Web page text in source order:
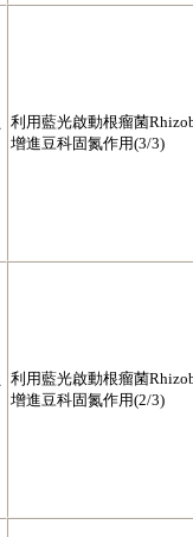
利用藍光啟動根瘤菌
增進豆科固氮作用(3/3)
利用藍光啟動根瘤菌
增進豆科固氮作用(2/3)